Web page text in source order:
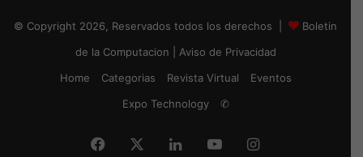
© Copyright 2026, Reservados todos los derechos |
Boletin
de la Computacion
Aviso de Privacidad
Home
Categorias Revista Virtual
Eventos
Expo Technology
✆
Facebook LinkedInYouTubeInstagram